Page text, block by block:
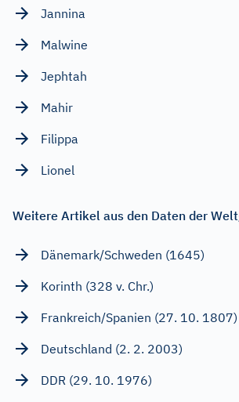
Jannina
Malwine
Jephtah
Mahir
Filippa
Lionel
Weitere Artikel aus den Daten der
Dänemark/Schweden (1645)
Korinth (328 v. Chr.)
Frankreich/Spanien (27. 10. 1807)
Deutschland (2. 2. 2003)
DDR (29. 10. 1976)